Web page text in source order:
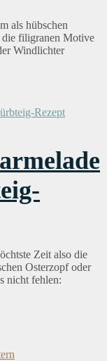
als hübschen
die filigranen Motive
Windlichter
Zeit also die
Osterzopf oder
nicht fehlen: